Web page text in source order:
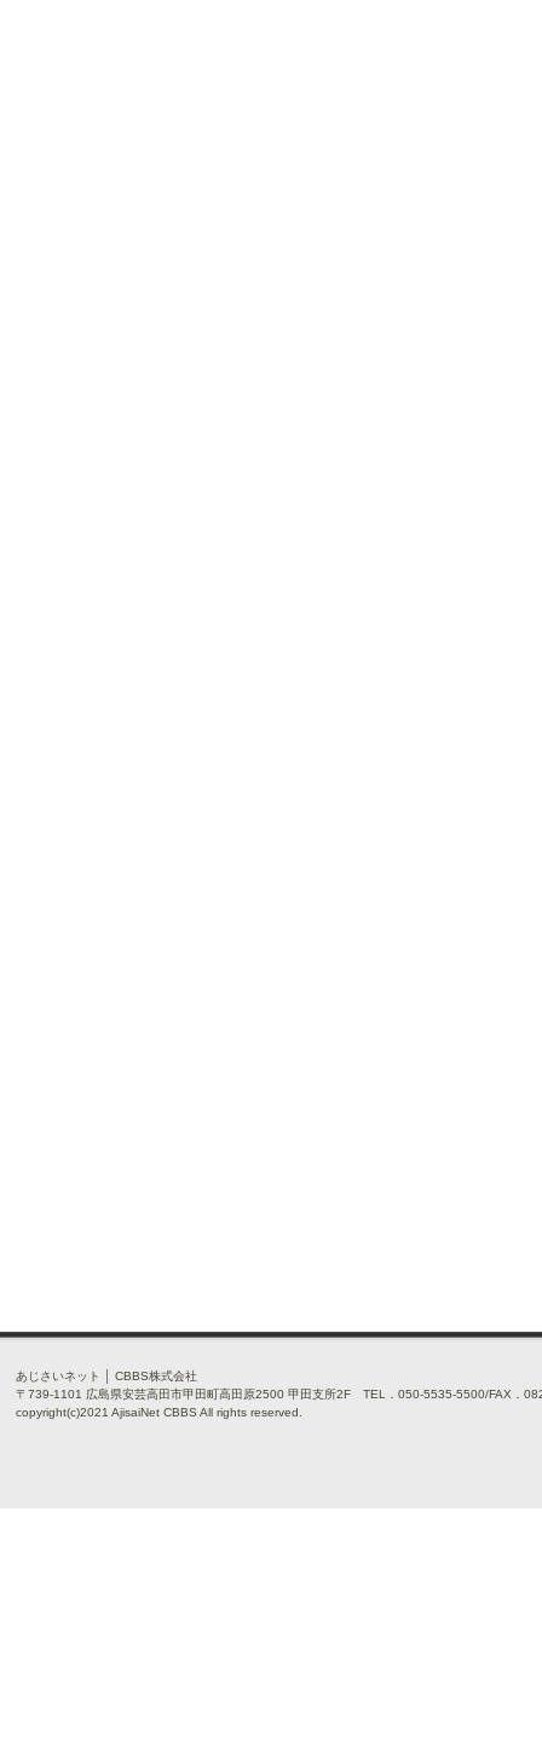
あじさいネット │ CBBS株式会社
〒739-1101 広島県安芸高田市甲田町高田原2500 甲田支所2F TEL．050-5535-5500/FAX．
copyright(c)2021 AjisaiNet CBBS All rights reserved.